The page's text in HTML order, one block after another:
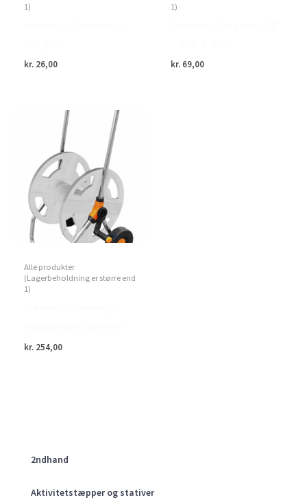
2ndhand
Aktivitetstæpper og stativer
1)
kr. 26,00
1)
kr. 69,00
Alle produkter
(Lagerbeholdning er større end
1)
kr. 254,00